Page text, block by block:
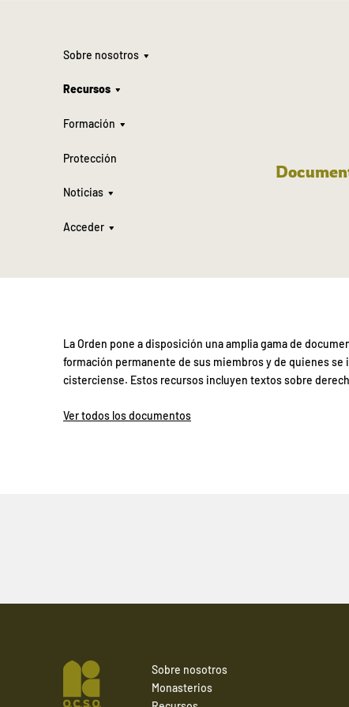
Sobre nosotros
Recursos
Formación
Protección
Noticias
Acceder
La Orden pone a disposición una amplia gama de
formación permanente de sus miembros y de quienes se
cisterciense. Estos recursos incluyen textos sobre
Ver todos los documentos
Sobre nosotros
Monasterios